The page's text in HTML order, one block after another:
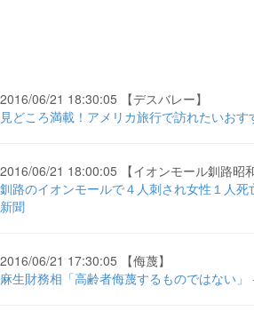
2016/06/21 18:30:05 【デスバレー】
見どころ満載！アメリカ旅行で訪れたいお
2016/06/21 18:00:05 【イオンモール釧路昭
釧路のイオンモールで４人刺され女性１人
新聞
2016/06/21 17:30:05 【侮蔑】
麻生財務相「高齢者侮蔑するものではない」